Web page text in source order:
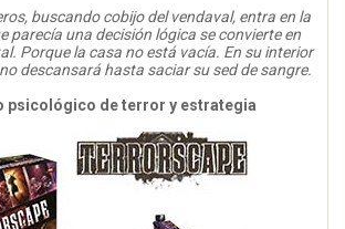
buscando cobijo del vendaval, entra en la
parecía una decisión lógica se convierte en
Porque la casa no está vacía. En su interior
descansará hasta saciar su sed de sangre.
psicológico de terror y estrategia